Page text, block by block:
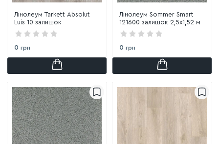
Лінолеум Tarkett Absolut
Luis 10 залишок
0 грн
Лінолеум Sommer Smart
121600 залишок 2,5х1,52 м
0 грн